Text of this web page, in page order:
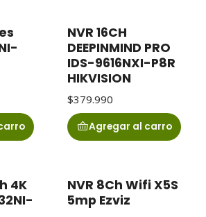
NVR 16CH
DEEPINMIND PRO
IDS-9616NXI-P8R
HIKVISION
$379.990
Agregar al carro
4K
NVR 8Ch Wifi X5S
5mp Ezviz